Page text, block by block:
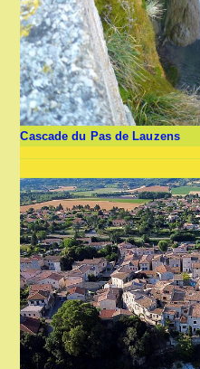
Cascade du Pas de Lauzens